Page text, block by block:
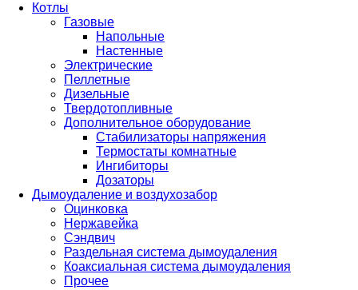
Котлы
Газовые
Напольные
Настенные
Электрические
Пеллетные
Дизельные
Твердотопливные
Дополнительное оборудование
Стабилизаторы напряжения
Термостаты комнатные
Ингибиторы
Дозаторы
Дымоудаление и воздухозабор
Оцинковка
Нержавейка
Сэндвич
Раздельная система дымоудаления
Коаксиальная система дымоудаления
Прочее